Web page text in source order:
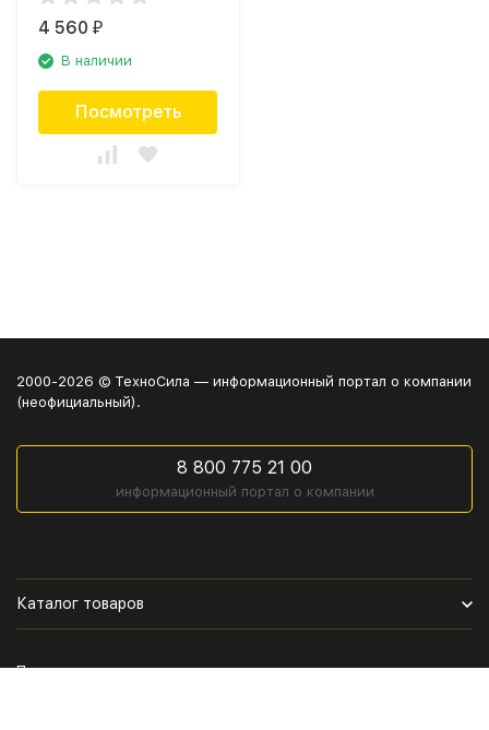
4 560₽
В наличии
Посмотреть
2000-2026 © ТехноСила — информационный портал о компании
(неофициальный).
8 800 775 21 00
информационный портал о компании
Каталог товаров
Политика персональных данных